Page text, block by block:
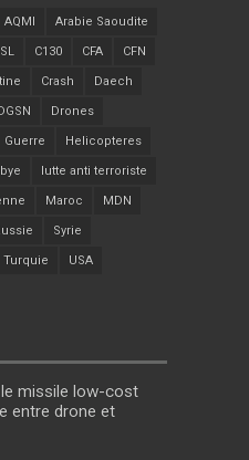
AQMI Arabie Saoudite
C130 CFA CFN
Crash Daech
Drones
Guerre Helicopteres
lutte anti terroriste
Maroc MDN
Syrie
Turquie USA
missile low-cost
entre drone et